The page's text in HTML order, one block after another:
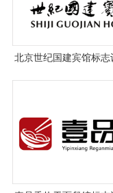
北京世纪国建宾馆标志